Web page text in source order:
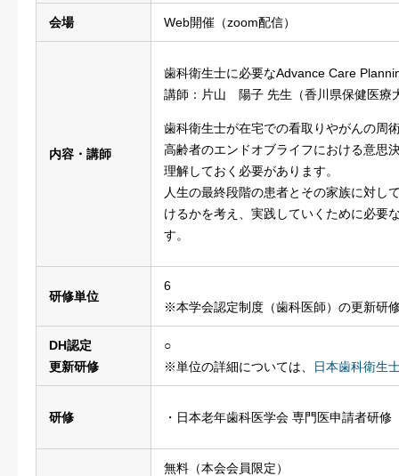
会場 Web開催（zoom配信）
内容・講師
歯科衛生士に必要なAdvance Care
講師：片山 陽子 先生（香川県保健医療
歯科衛生士が在宅での看取りやがんの周
高齢者のエンドオブライフにおける意思
理解しておく必要があります。
人生の最終段階の患者とその家族に対し
けるかを考え、実践していくために必要
す。
研修単位
6
※本学会認定制度（歯科医師）の更新研
DH認定
更新研修
○
※単位の詳細については、
日本歯科衛生
研修 ・日本老年歯科医学会 専門医申請者研修
無料（本会会員限定）